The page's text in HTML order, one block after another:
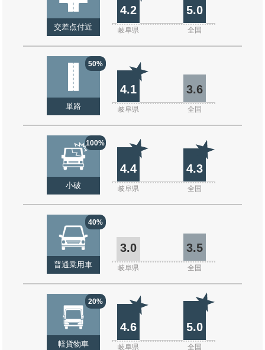
交差点付近
4.2 5.0
岐阜県 全国
50%
単路
4.1 3.6
岐阜県 全国
100%
小破
4.4 4.3
岐阜県 全国
40%
普通乗用車
3.0 3.5
岐阜県 全国
20%
軽貨物車
4.6 5.0
岐阜県 全国